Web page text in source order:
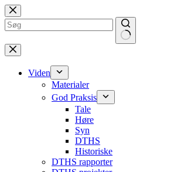
Spring
til
indhold
siden
Ingen
resultater
Viden
Materialer
God Praksis
Tale
Høre
Syn
DTHS
Historiske
DTHS rapporter